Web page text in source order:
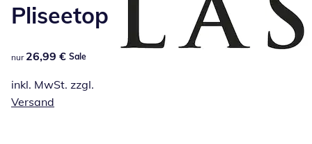
Pliseetop
26,99 €
nur 26,99 € Sale
inkl. MwSt. zzgl.
Versand